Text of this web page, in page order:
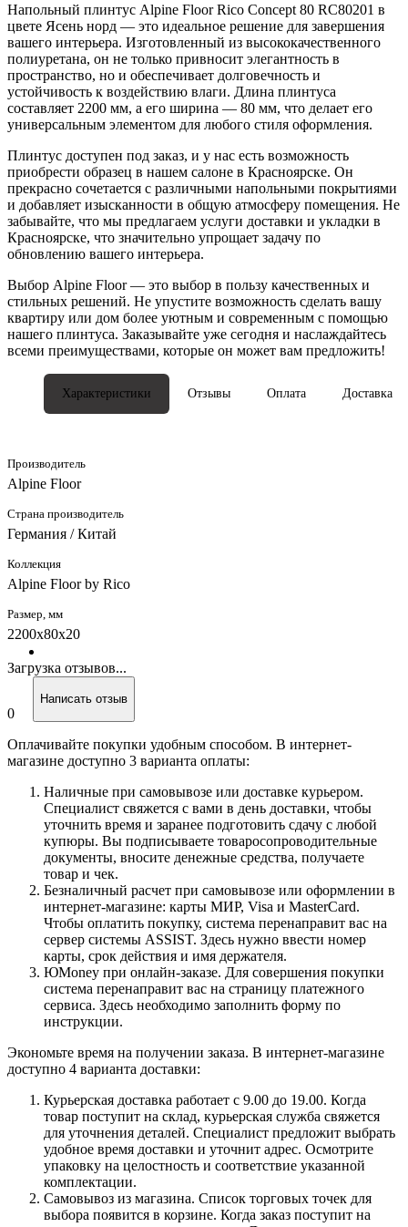
Напольный плинтус Alpine Floor Rico Concept 80 RC80201 в
цвете Ясень норд — это идеальное решение для завершения
вашего интерьера. Изготовленный из высококачественного
полиуретана, он не только привносит элегантность в
пространство, но и обеспечивает долговечность и
устойчивость к воздействию влаги. Длина плинтуса
составляет 2200 мм, а его ширина — 80 мм, что делает его
универсальным элементом для любого стиля оформления.
Плинтус доступен под заказ, и у нас есть возможность
приобрести образец в нашем салоне в Красноярске. Он
прекрасно сочетается с различными напольными покрытиями
и добавляет изысканности в общую атмосферу помещения. Не
забывайте, что мы предлагаем услуги доставки и укладки в
Красноярске, что значительно упрощает задачу по
обновлению вашего интерьера.
Выбор Alpine Floor — это выбор в пользу качественных и
стильных решений. Не упустите возможность сделать вашу
квартиру или дом более уютным и современным с помощью
нашего плинтуса. Заказывайте уже сегодня и наслаждайтесь
всеми преимуществами, которые он может вам предложить!
Характеристики Отзывы Оплата Доставка
Производитель
Alpine Floor
Страна производитель
Германия / Китай
Коллекция
Alpine Floor by Rico
Размер, мм
2200х80х20
Загрузка отзывов...
0
Написать отзыв
Оплачивайте покупки удобным способом. В интернет-
магазине доступно 3 варианта оплаты:
Наличные при самовывозе или доставке курьером.
Специалист свяжется с вами в день доставки, чтобы
уточнить время и заранее подготовить сдачу с любой
купюры. Вы подписываете товаросопроводительные
документы, вносите денежные средства, получаете
товар и чек.
Безналичный расчет при самовывозе или оформлении в
интернет-магазине: карты МИР, Visa и MasterCard.
Чтобы оплатить покупку, система перенаправит вас на
сервер системы ASSIST. Здесь нужно ввести номер
карты, срок действия и имя держателя.
ЮMoney при онлайн-заказе. Для совершения покупки
система перенаправит вас на страницу платежного
сервиса. Здесь необходимо заполнить форму по
инструкции.
Экономьте время на получении заказа. В интернет-магазине
доступно 4 варианта доставки:
Курьерская доставка работает с 9.00 до 19.00. Когда
товар поступит на склад, курьерская служба свяжется
для уточнения деталей. Специалист предложит выбрать
удобное время доставки и уточнит адрес. Осмотрите
упаковку на целостность и соответствие указанной
комплектации.
Самовывоз из магазина. Список торговых точек для
выбора появится в корзине. Когда заказ поступит на